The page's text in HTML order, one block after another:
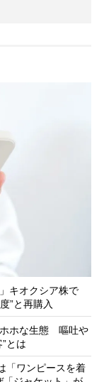
キオクシア株で
”と再購入
ホホな生態 嘔吐や
とは
「ワンピースを着